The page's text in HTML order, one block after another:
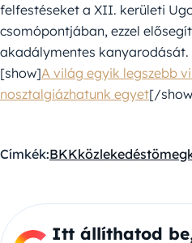
felfestéseket a XII. kerületi
csomópontjában, ezzel
akadálymentes kanyarodását.
[show]A világ egyik legszebb
nosztalgiázhatunk egyet[/
Címkék:BKKközlekedés
Itt állíthatod